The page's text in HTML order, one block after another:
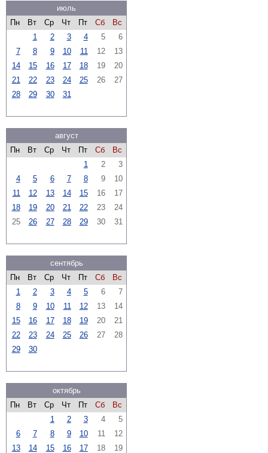
июль
Пн
Вт Ср Чт Пт Сб
Вс
1
2 3 4 5
6
7
8 9 10 11 12
13
14
15 16 17 18 19
20
21
22 23 24 25 26
27
28
29 30 31
август
Пн
Вт Ср Чт Пт Сб
Вс
1
2
3
4
5 6 7 8 9
10
11
12 13 14 15 16
17
18
19 20 21 22 23
24
25
26 27 28 29 30 31
сентябрь
Пн
Вт Ср Чт Пт Сб
Вс
1
2 3 4 5 6
7
8
9 10 11 12 13
14
15
16 17 18 19 20
21
22
23 24 25 26 27
28
29
30
октябрь
Пн
Вт Ср Чт Пт Сб
Вс
1
2 3 4
5
6
7 8 9 10 11
12
13
14 15 16 17 18
19